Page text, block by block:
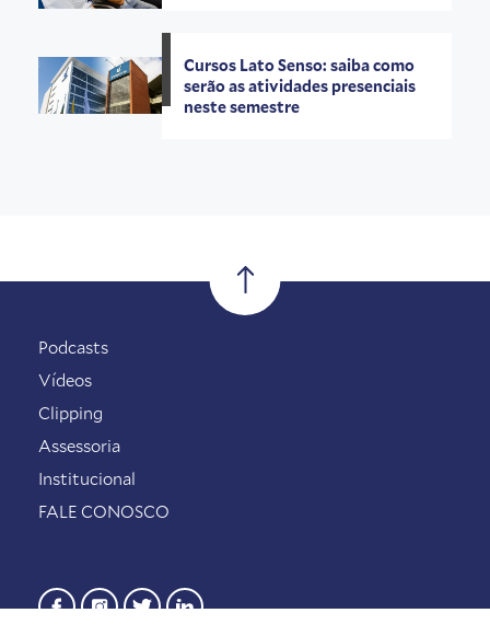
Cursos Lato Senso: saiba como
serão as atividades presenciais
neste semestre
Podcasts
Vídeos
Clipping
Assessoria
Institucional
FALE CONOSCO